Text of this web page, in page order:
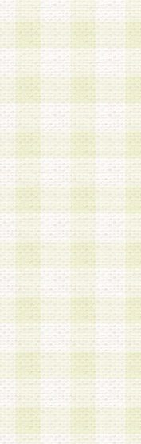
意を 得ること
づき選定した
できるものと
契約を締結し
の注意をもっ
a.本サービス
b.会員からの
c.モバイルリ
実施もしくは
d.その他これ
4.会員は、住
合は、速やか
5.当社は、必
手段により登
の内容が正確
うことができ
6.会員は、会
して、当社指
該期間内に更
発行したポイ